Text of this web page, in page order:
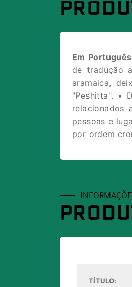
Em
de tradução
aramaica,
"Peshitta". •
relacionados
pessoas e
por ordem
TÍTULO: